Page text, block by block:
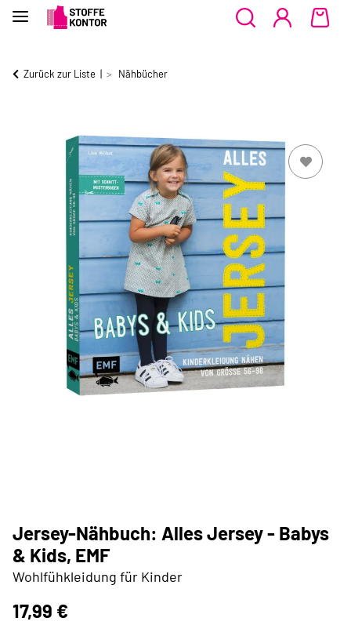
Zurück zur Liste Nähbücher
Jersey-Nähbuch: Alles Jersey - Babys
& Kids, EMF
Wohlfühkleidung für Kinder
17,99 €